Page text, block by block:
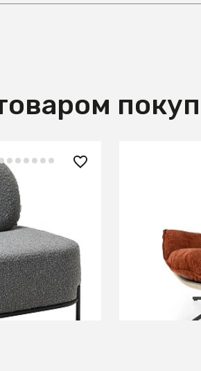
grey
Кресло